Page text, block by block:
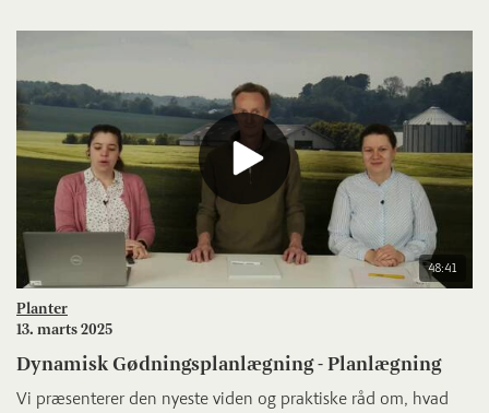
48:41
Planter
13. marts 2025
Dynamisk Gødningsplanlægning - Planlægning
Vi præsenterer den nyeste viden og praktiske råd om, hvad